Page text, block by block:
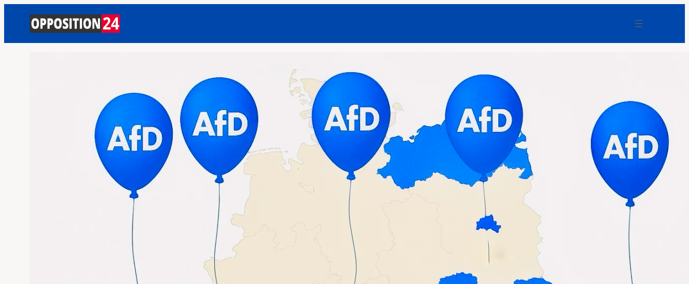
am Flughafen Leipzig sollte Explosion
Weg mit dem digitalen Schnuller: Was
Smartphones Kindern und Familien
F-News
Niederlande: 7.500 Polizeifälle mit
Asylmigranten – offiziell bleibt alles
„stabil“
F-News
Wall Street umarmt Blockchain: Warum
Banken Krypto jetzt vereinnahmen
wollen